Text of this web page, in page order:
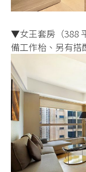
▼女王套房（388
備工作枱、另有搭